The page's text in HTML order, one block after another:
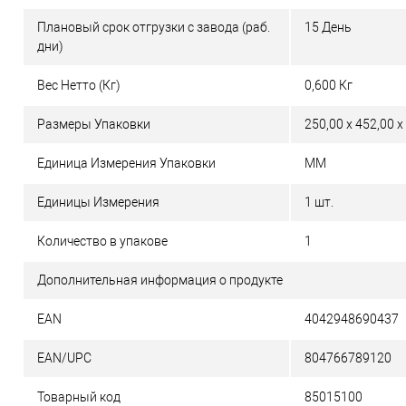
Плановый срок отгрузки с завода (раб.
дни)
15 День
Вес Нетто (Кг) 0,600 Кг
Размеры Упаковки 250,00 x 452,00 x
Единица Измерения Упаковки MM
Единицы Измерения 1 шт.
Количество в упакове 1
Дополнительная информация о продукте
EAN 4042948690437
EAN/UPC 804766789120
Товарный код 85015100